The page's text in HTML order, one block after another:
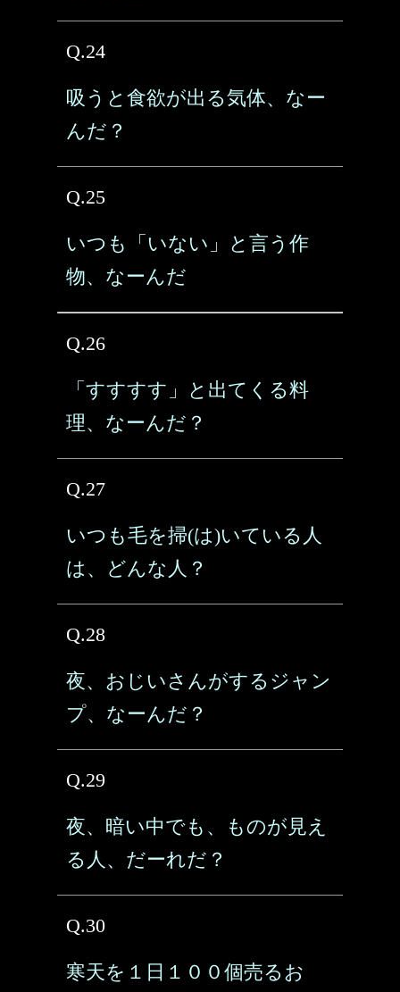
Q.24
吸うと食欲が出る気体、なー
んだ？
Q.25
いつも「いない」と言う作
物、なーんだ
Q.26
「すすすす」と出てくる料
理、なーんだ？
Q.27
いつも毛を掃(は)いている人
は、どんな人？
Q.28
夜、おじいさんがするジャン
プ、なーんだ？
Q.29
夜、暗い中でも、ものが見え
る人、だーれだ？
Q.30
寒天を１日１００個売るお